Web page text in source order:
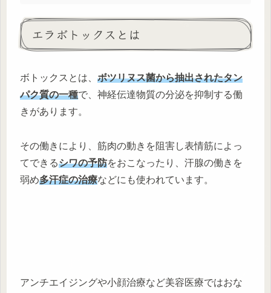
エラボトックスとは
ボトックスとは、 ボツリヌス菌から抽出されたタン
パク質の一種で、神経伝達物質の分泌を抑制する働
きがあります。
その働きにより、筋肉の動きを阻害し表情筋によっ
てできるシワの予防をおこなったり、汗腺の働きを
弱め多汗症の治療などにも使われています。
アンチエイジングや小顔治療など美容医療ではおな